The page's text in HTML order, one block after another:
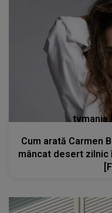
Cum arată Carmen
mâncat desert zilnic